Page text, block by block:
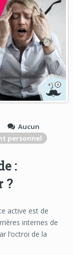
Aucun
personnel
:
?
active est de
internes de
l’octroi de la